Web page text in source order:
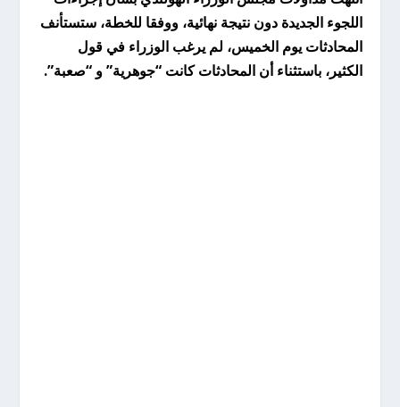
اللجوء الجديدة دون نتيجة نهائية، ووفقا للخطة، ستستأنف
المحادثات يوم الخميس، لم يرغب الوزراء في قول
الكثير، باستثناء أن المحادثات كانت “جوهرية” و “صعبة”.